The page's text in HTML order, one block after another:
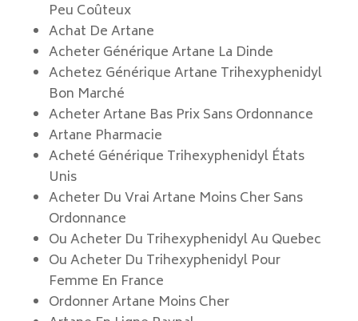
Peu Coûteux
Achat De Artane
Acheter Générique Artane La Dinde
Achetez Générique Artane Trihexyphenidyl
Bon Marché
Acheter Artane Bas Prix Sans Ordonnance
Artane Pharmacie
Acheté Générique Trihexyphenidyl États
Unis
Acheter Du Vrai Artane Moins Cher Sans
Ordonnance
Ou Acheter Du Trihexyphenidyl Au Quebec
Ou Acheter Du Trihexyphenidyl Pour
Femme En France
Ordonner Artane Moins Cher